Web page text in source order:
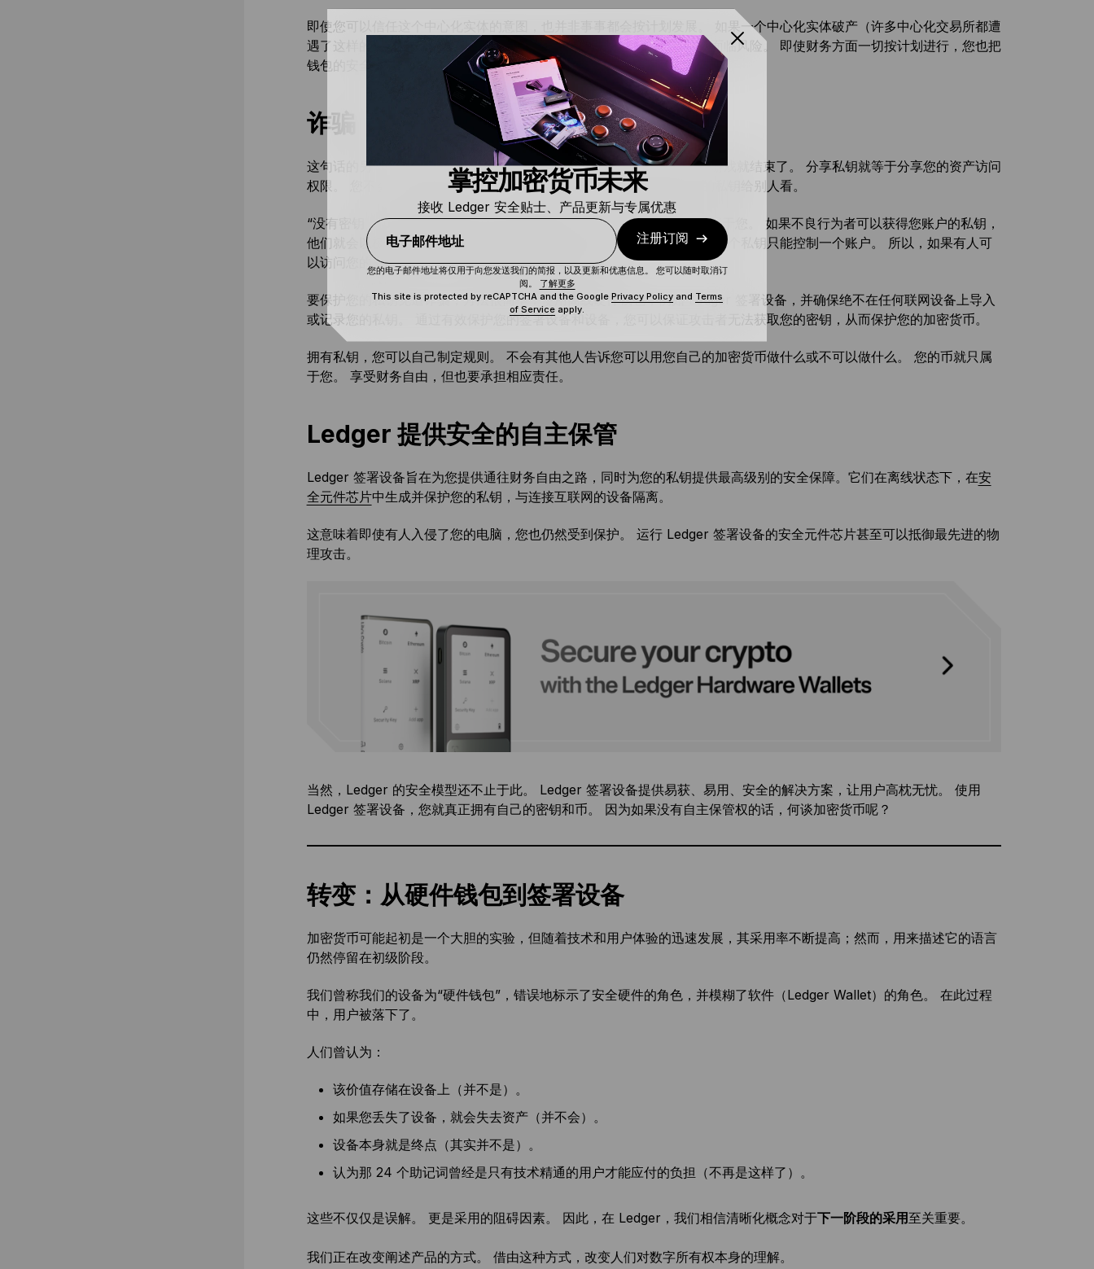
即使您可以信任这个中心化实体的意图，也并非事事都会按计划发展。 如果一个中心化实体破产（许多中心化交易所都遭
遇了这样的命运），而您的资产存储在托管钱包中，则您的资产可能会面临风险。 即使财务方面一切按计划进行，您也把
钱包的安全性外包给了别人，只能依赖其安全功能足够稳健。
诈骗
这句话的另一个用途是源于诈骗，因为如果攻击者可以获取您的私钥，游戏就结束了。 分享私钥就等于分享您的资产访问
权限。 您不会把信用卡交给别人并告诉他们密码，当然也不应该把您的私钥给别人看。
“没有密钥，币就不真正属于您”这句话反过来也适用：拥有密钥，币就属于您。 如果不良行为者可以获得您账户的私钥，
他们就会以极快的速度将账户中的资金全部盗走。 但是需要注意的是，每个私钥只能控制一个账户。 所以，如果有人可
以访问您的多个账户，那很可能是您的种子短语泄露了。
要保护您的私钥免遭诈骗，方法很简单：使用离线硬件钱包，例如 Ledger 签署设备，并确保绝不在任何联网设备上导入
或记录您的私钥。 通过有效保护您的签署设备和设备，您可以保证攻击者无法获取您的密钥，从而保护您的加密货币。
拥有私钥，您可以自己制定规则。 不会有其他人告诉您可以用您自己的加密货币做什么或不可以做什么。 您的币就只属
于您。 享受财务自由，但也要承担相应责任。
Ledger 提供安全的自主保管
Ledger 签署设备旨在为您提供通往财务自由之路，同时为您的私钥提供最高级别的安全保障。它们在离线状态下，在安
全元件芯片中生成并保护您的私钥，与连接互联网的设备隔离。
这意味着即使有人入侵了您的电脑，您也仍然受到保护。 运行 Ledger 签署设备的安全元件芯片甚至可以抵御最先进的物
理攻击。
当然，Ledger 的安全模型还不止于此。 Ledger 签署设备提供易获、易用、安全的解决方案，让用户高枕无忧。 使用
Ledger 签署设备，您就真正拥有自己的密钥和币。 因为如果没有自主保管权的话，何谈加密货币呢？
转变：从硬件钱包到签署设备
加密货币可能起初是一个大胆的实验，但随着技术和用户体验的迅速发展，其采用率不断提高；然而，用来描述它的语言
仍然停留在初级阶段。
我们曾称我们的设备为“硬件钱包”，错误地标示了安全硬件的角色，并模糊了软件（Ledger Wallet）的角色。 在此过程
中，用户被落下了。
人们曾认为：
该价值存储在设备上（并不是）。
如果您丢失了设备，就会失去资产（并不会）。
设备本身就是终点（其实并不是）。
认为那 24 个助记词曾经是只有技术精通的用户才能应付的负担（不再是这样了）。
这些不仅仅是误解。 更是采用的阻碍因素。 因此，在 Ledger，我们相信清晰化概念对于下一阶段的采用至关重要。
我们正在改变阐述产品的方式。 借由这种方式，改变人们对数字所有权本身的理解。
掌控加密货币未来
接收 Ledger 安全贴士、产品更新与专属优惠
电子邮件地址 注册订阅
您的电子邮件地址将仅用于向您发送我们的简报，以及更新和优惠信息。 您可以随时取消订
阅。
了解更多
This site is protected by reCAPTCHA and the Google Privacy Policy and Terms
of Service apply.